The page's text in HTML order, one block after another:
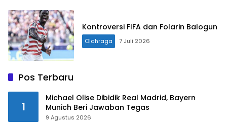
Kontroversi FIFA dan Folarin Balogun
Olahraga 7 Juli 2026
Pos Terbaru
1
Michael Olise Dibidik Real Madrid, Bayern
Munich Beri Jawaban Tegas
9 Agustus 2026